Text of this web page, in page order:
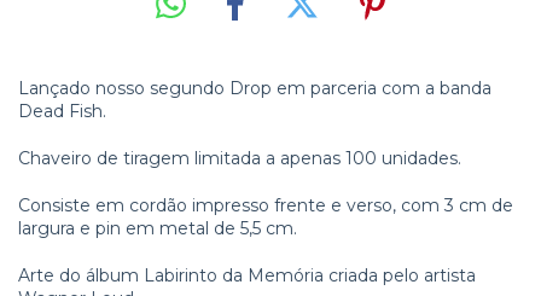
Lançado nosso segundo Drop em parceria com a banda
Dead Fish.
Chaveiro de tiragem limitada a apenas 100 unidades.
Consiste em cordão impresso frente e verso, com 3 cm de
largura e pin em metal de 5,5 cm.
Arte do álbum Labirinto da Memória criada pelo artista